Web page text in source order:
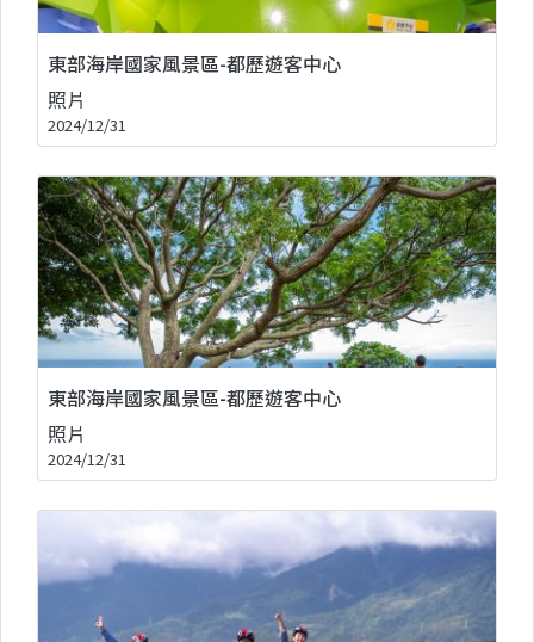
東部海岸國家風景區-都歷遊客中心
照片
2024/12/31
東部海岸國家風景區-都歷遊客中心
照片
2024/12/31